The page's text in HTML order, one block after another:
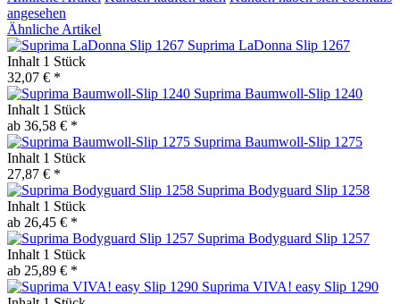
angesehen
Ähnliche Artikel
Suprima LaDonna Slip 1267
Inhalt 1 Stück
32,07 € *
Suprima Baumwoll-Slip 1240
Inhalt 1 Stück
ab 36,58 € *
Suprima Baumwoll-Slip 1275
Inhalt 1 Stück
27,87 € *
Suprima Bodyguard Slip 1258
Inhalt 1 Stück
ab 26,45 € *
Suprima Bodyguard Slip 1257
Inhalt 1 Stück
ab 25,89 € *
Suprima VIVA! easy Slip 1290